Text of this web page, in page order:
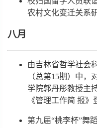
农村文化变迁关系
八月
由吉林省哲学社会
（总第15期）中
学院郭丹彤教授主
《管理工作简 报》
第九届“桃李杯”舞